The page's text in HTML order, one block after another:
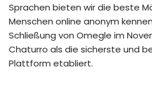
Sprachen bieten wir die beste
Menschen online anonym
Schließung von Omegle im
Chaturro als die sicherste und
Plattform etabliert.